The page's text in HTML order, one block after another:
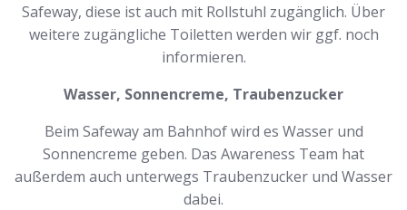
Safeway, diese ist auch mit Rollstuhl zugänglich. Über
weitere zugängliche Toiletten werden wir ggf. noch
informieren.
Wasser, Sonnencreme, Traubenzucker
Beim Safeway am Bahnhof wird es Wasser und
Sonnencreme geben. Das Awareness Team hat
außerdem auch unterwegs Traubenzucker und Wasser
dabei.